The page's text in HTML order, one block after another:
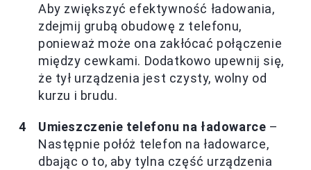
Aby zwiększyć efektywność ładowania,
zdejmij grubą obudowę z telefonu,
ponieważ może ona zakłócać połączenie
między cewkami. Dodatkowo upewnij się,
że tył urządzenia jest czysty, wolny od
kurzu i brudu.
Umieszczenie telefonu na ładowarce –
Następnie połóż telefon na ładowarce,
dbając o to, aby tylna część urządzenia